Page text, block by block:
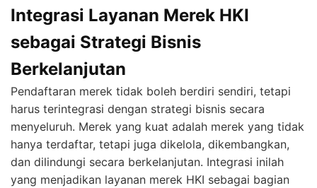
Integrasi Layanan Merek HKI
sebagai Strategi Bisnis
Berkelanjutan
Pendaftaran merek tidak boleh berdiri sendiri, tetapi
harus terintegrasi dengan strategi bisnis secara
menyeluruh. Merek yang kuat adalah merek yang tidak
hanya terdaftar, tetapi juga dikelola, dikembangkan,
dan dilindungi secara berkelanjutan. Integrasi inilah
yang menjadikan layanan merek HKI sebagai bagian